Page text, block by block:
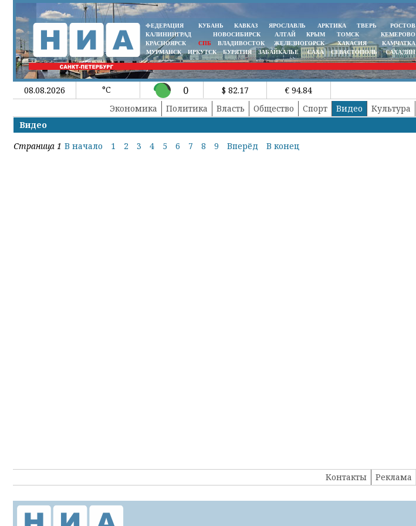
ФЕДЕРАЦИЯ КУБАНЬ КАВКАЗ ЯРОСЛАВЛЬ АРКТИКА ТВЕРЬ
РОСТОВ
КАЛИНИНГРАД
НОВОСИБИРСК АЛТАЙ КРЫМ ТОМСК
КЕМЕРОВО
КРАСНОЯРСК
СПБ ВЛАДИВОСТОК ЖЕЛЕЗНОГОРСК ХАКАСИЯ
КАМЧАТКА
МУРМАНСК
ИРКУТСК БУРЯТИЯ ЗАБАЙКАЛЬЕ САХА СЕВАСТОПОЛЬ САХАЛИН
08.08.2026 °C 0 $ 82.17
€ 94.84
Экономика
Политика Власть Общество Спорт Видео Культура
Видео
Страница 1 В начало 1 2 3 4 5 6 7 8 9 Вперёд В конец
Контакты Реклама